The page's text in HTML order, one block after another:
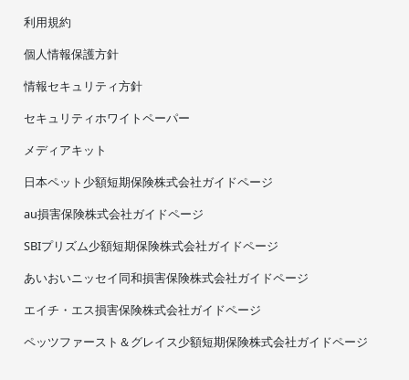
利用規約
個人情報保護方針
情報セキュリティ方針
セキュリティホワイトペーパー
メディアキット
日本ペット少額短期保険株式会社ガイドページ
au損害保険株式会社ガイドページ
SBIプリズム少額短期保険株式会社ガイドページ
あいおいニッセイ同和損害保険株式会社ガイドページ
エイチ・エス損害保険株式会社ガイドページ
ペッツファースト＆グレイス少額短期保険株式会社ガイドページ